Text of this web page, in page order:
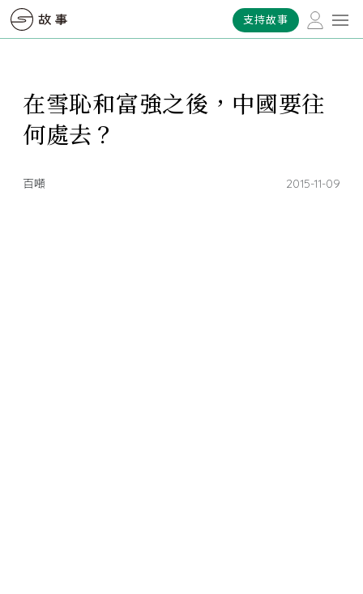
支持故事
在雪恥和富強之後，中國要往
何處去？
百噸 2015-11-09